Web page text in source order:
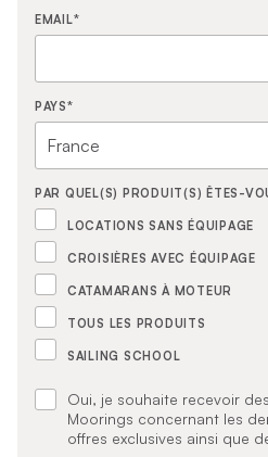
EMAIL*
PAYS*
PAR QUEL(S) PRODUIT(S) ÊTES-
LOCATIONS SANS ÉQUIPAGE
CROISIÈRES AVEC ÉQUIPAGE
CATAMARANS À MOTEUR
TOUS LES PRODUITS
SAILING SCHOOL
Oui, je souhaite recevoir
Moorings concernant les
offres exclusives ainsi que